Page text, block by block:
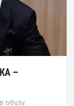
–
обузу.